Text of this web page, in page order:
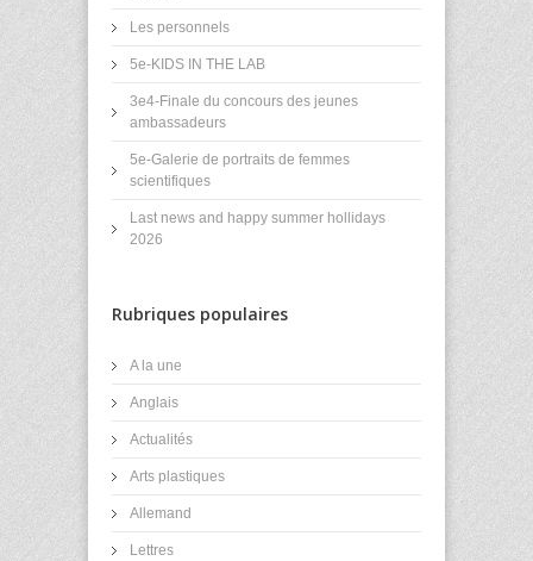
Les personnels
5e-KIDS IN THE LAB
3e4-Finale du concours des jeunes
ambassadeurs
5e-Galerie de portraits de femmes
scientifiques
Last news and happy summer hollidays
2026
Rubriques populaires
A la une
Anglais
Actualités
Arts plastiques
Allemand
Lettres